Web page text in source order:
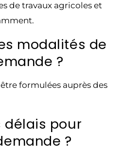
de travaux agricoles et
modalités de
?
formulées auprès des
délais pour
?